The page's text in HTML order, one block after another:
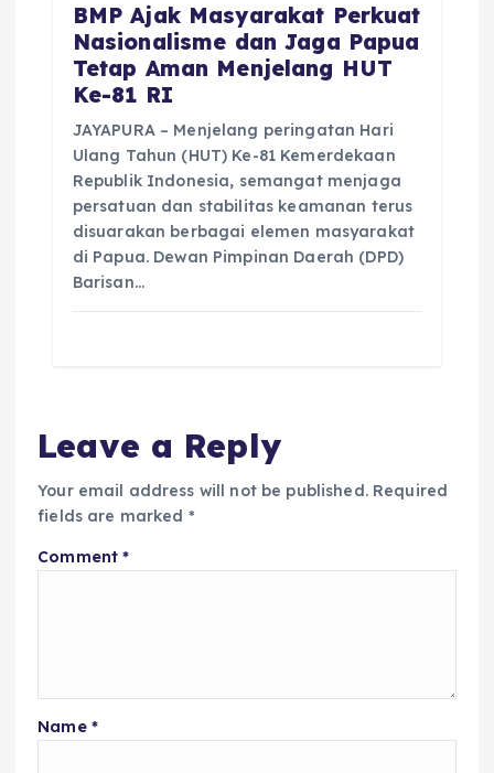
BMP Ajak Masyarakat Perkuat
Nasionalisme dan Jaga Papua
Tetap Aman Menjelang HUT
Ke-81 RI
JAYAPURA – Menjelang peringatan Hari
Ulang Tahun (HUT) Ke-81 Kemerdekaan
Republik Indonesia, semangat menjaga
persatuan dan stabilitas keamanan terus
disuarakan berbagai elemen masyarakat
di Papua. Dewan Pimpinan Daerah (DPD)
Barisan…
Leave a Reply
Your email address will not be published. Required
fields are marked *
Comment*
Name *